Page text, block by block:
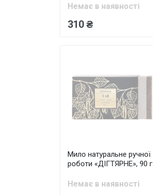
Немає в наявності
310 ₴
Мило натуральне ручної
роботи «ДІГТЯРНЕ», 90 г
Немає в наявності